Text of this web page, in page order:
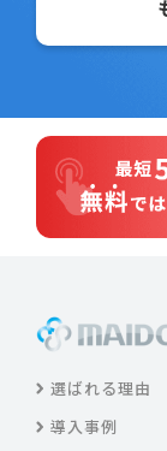
選ばれる理由
導入事例